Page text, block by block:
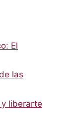
El
las
liberarte